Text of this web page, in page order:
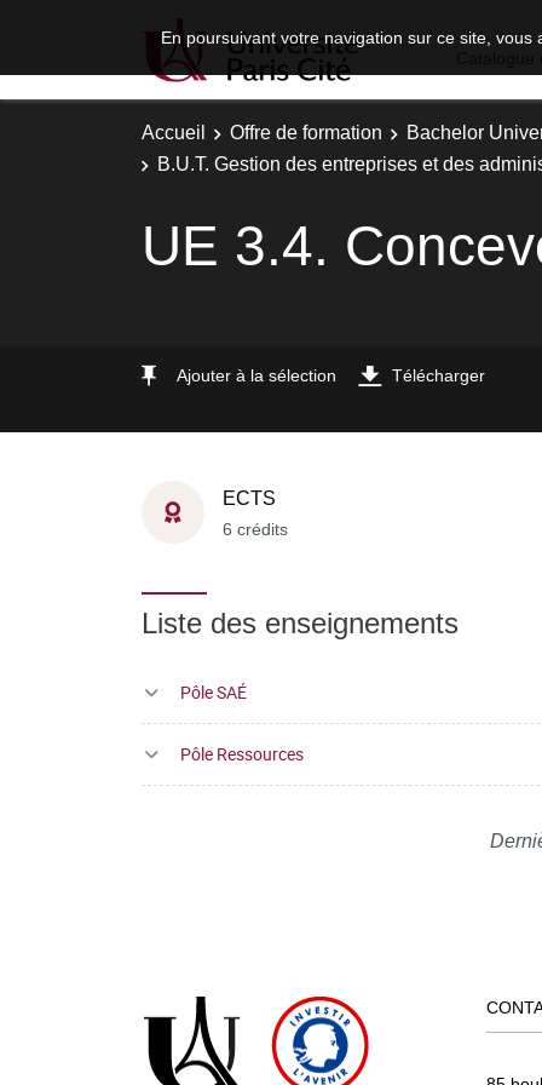
En poursuivant votre navigation sur ce site,
Accueil Offre de formation
Bachelor
B.U.T. Gestion des entreprises et des
UE 3.4.
Ajouter à la sélection Télécharger
ECTS
6 crédits
Liste des enseignements
Pôle SAÉ
Pôle Ressources